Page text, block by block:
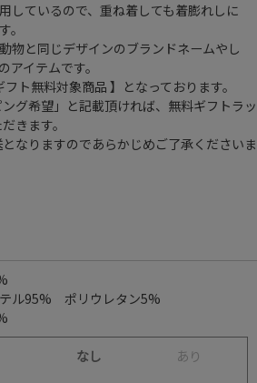
しているので、重ね着しても着膨れしに
。
物と同じデザインのブランドネームやし
アイテムです。
ト無料対象商品 】となっております。
グ希望」と記載頂ければ、無料ギフトラッ
きます。
なりますのであらかじめご了承くださいま
ル95% ポリウレタン5%
なし あ り